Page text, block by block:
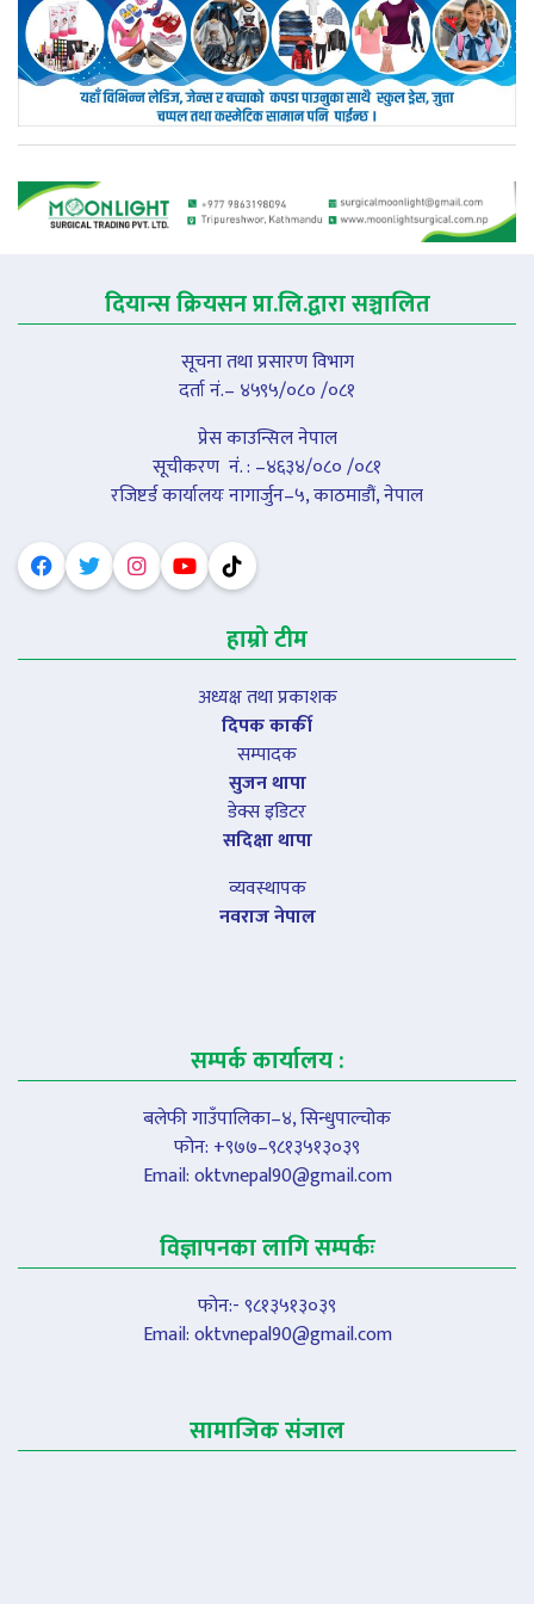
दियान्स क्रियसन प्रा.लि.द्वारा सञ्चालित
सूचना तथा प्रसारण विभाग
दर्ता नं.– ४५९५/०८० /०८१
प्रेस काउन्सिल नेपाल
सूचीकरण नंं. : –४६३४/०८० /०८१
रजिष्टर्ड कार्यालयः नागार्जुन–५, काठमाडौं, नेपाल
हाम्रो टीम
अध्यक्ष तथा प्रकाशक
दिपक कार्की
सम्पादक
सुजन थापा
डेक्स इडिटर
सदिक्षा थापा
व्यवस्थापक
नवराज नेपाल
सम्पर्क कार्यालय :
बलेफी गाउँपालिका–४, सिन्धुपाल्चोक
फोन: +९७७–९८१३५१३०३९
Email:oktvnepal90@gmail.com
विज्ञापनका लागि सम्पर्कः
फोन:- ९८१३५१३०३९
Email:oktvnepal90@gmail.com
सामाजिक संजाल